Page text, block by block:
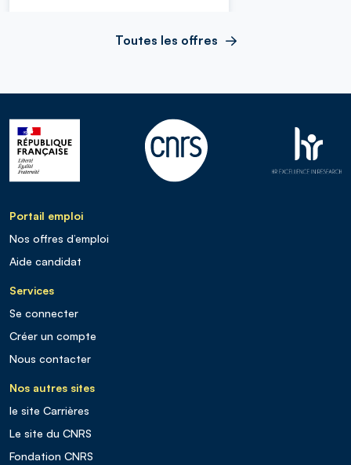
Toutes les offres
Portail emploi
Nos offres d’emploi
Aide candidat
Services
Se connecter
Créer un compte
Nous contacter
Nos autres sites
le site Carrières
Le site du CNRS
Fondation CNRS